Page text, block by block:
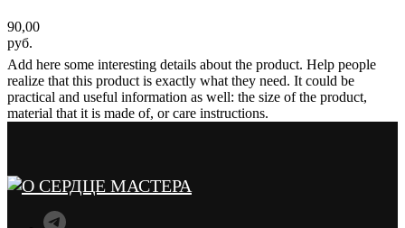
90,00
руб.
Add here some interesting details about the product. Help people
realize that this product is exactly what they need. It could be
practical and useful information as well: the size of the product,
material that it is made of, or care instructions.